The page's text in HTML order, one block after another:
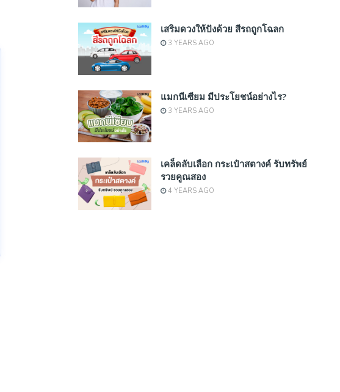
เสริมดวงให้ปังด้วย สีรถถูกโฉลก
3 YEARS AGO
แมกนีเซียม มีประโยชน์อย่างไร?
3 YEARS AGO
เคล็ดลับเลือก กระเป๋าสตางค์ รับทรัพย์
รวยคูณสอง
4 YEARS AGO